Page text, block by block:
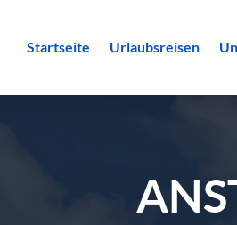
Startseite Urlaubsreisen